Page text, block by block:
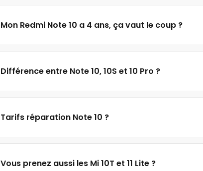
Mon Redmi Note 10 a 4 ans, ça vaut le coup ?
Différence entre Note 10, 10S et 10 Pro ?
Tarifs réparation Note 10 ?
Vous prenez aussi les Mi 10T et 11 Lite ?